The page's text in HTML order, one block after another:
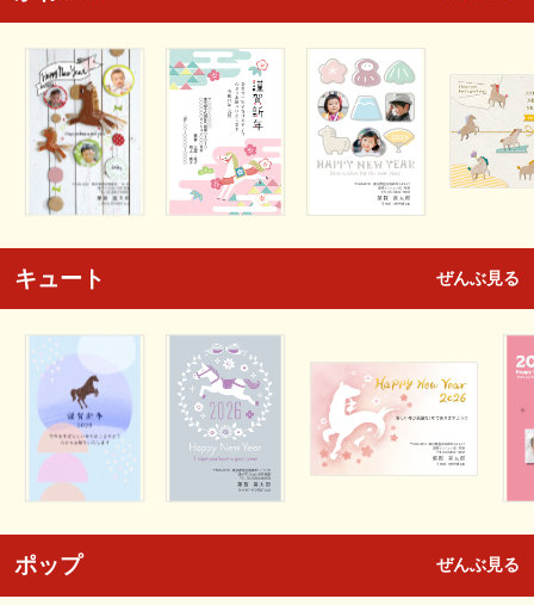
キュート ぜんぶ見る
ポップ ぜんぶ見る